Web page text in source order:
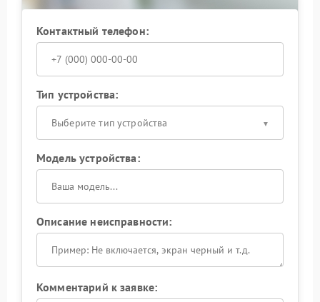
Контактный телефон:
Тип устройства:
Выберите тип устройства
Модель устройства:
Описание неисправности:
Комментарий к заявке: